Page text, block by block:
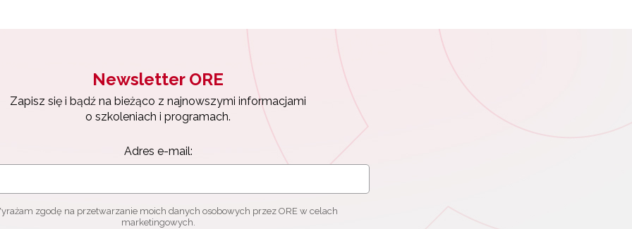
Newsletter ORE
Zapisz się i bądź na bieżąco z najnowszymi informacjami
o szkoleniach i programach.
Adres e-mail:
zgodę na przetwarzanie moich danych osobowych przez ORE w celach
marketingowych.